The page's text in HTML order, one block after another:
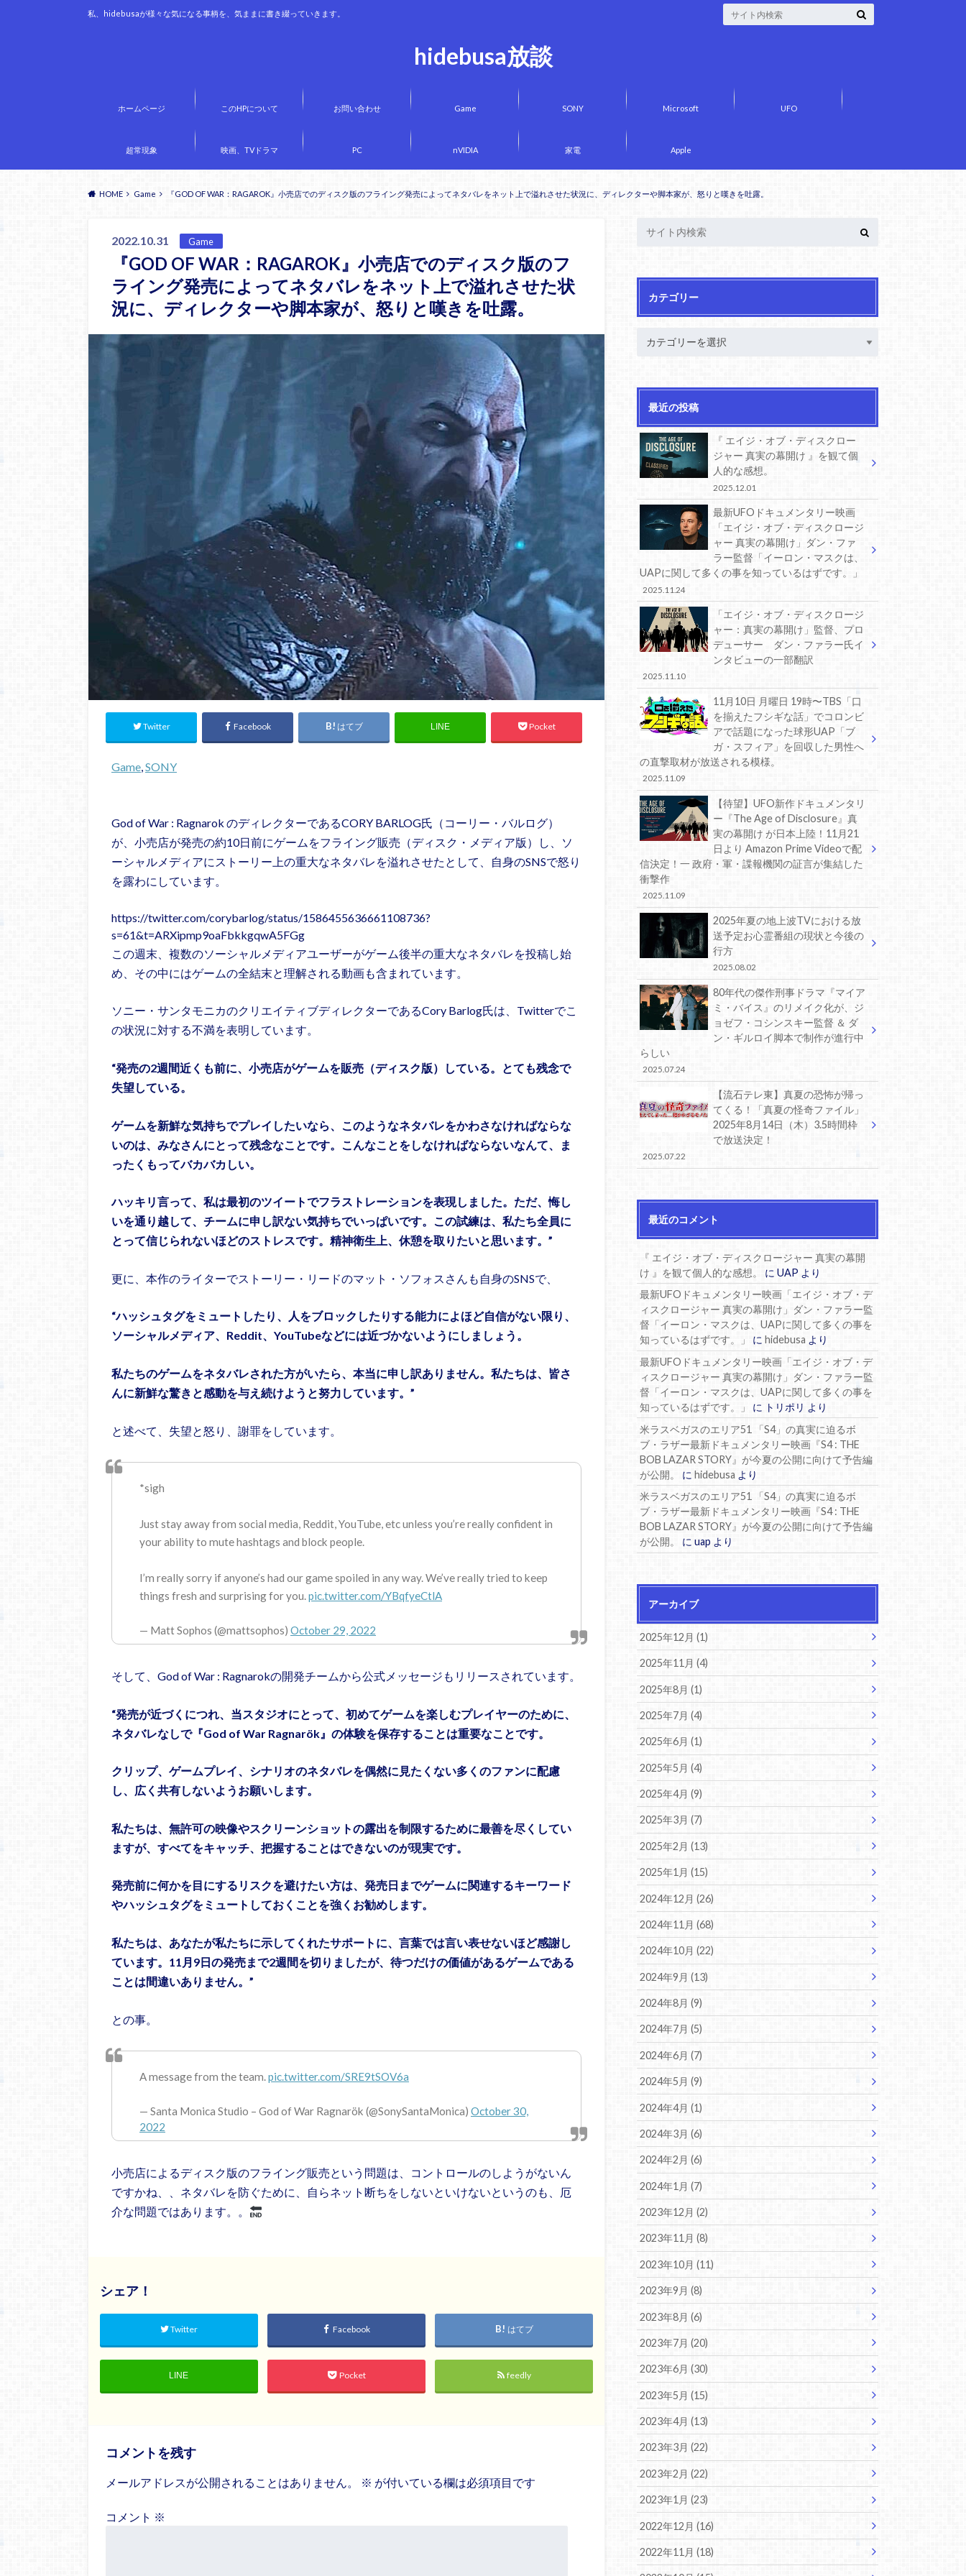
hidebusa放談
私、hidebusaが様々な気になる事柄を、気ままに書き綴っていきます。
ホームページ このHPについて お問い合わせ Game SONY Microsoft UFO
超常現象 映画、TVドラマ PC nVIDIA 家電 Apple
HOME Game 『GOD OF WAR：RAGAROK』小売店でのディスク版のフライング発売によってネタバレをネット上で溢れさせた状況に、ディレクターや脚本家が、怒りと嘆きを吐露。
2022.10.31 Game
『GOD OF WAR：RAGAROK』小売店でのディスク版のフ
ライング発売によってネタバレをネット上で溢れさせた状
況に、ディレクターや脚本家が、怒りと嘆きを吐露。
Twitter Facebook はてブ LINE Pocket
Game SONY
God of War : Ragnarok のディレクターであるCORY BARLOG氏（コーリー・バルログ）
が、小売店が発売の約10日前にゲームをフライング販売（ディスク・メディア版）し、ソ
ーシャルメディアにストーリー上の重大なネタバレを溢れさせたとして、自身のSNSで怒り
を露わにしています。
https://twitter.com/corybarlog/status/1586455636661108736?
s=61&t=ARXipmp9oaFbkkgqwA5FGg
この週末、複数のソーシャルメディアユーザーがゲーム後半の重大なネタバレを投稿し始
め、その中にはゲームの全結末と理解される動画も含まれています。
ソニー・サンタモニカのクリエイティブディレクターであるCory Barlog氏は、Twitterでこ
の状況に対する不満を表明しています。
“発売の2週間近くも前に、小売店がゲームを販売（ディスク版）している。とても残念で
失望している。
ゲームを新鮮な気持ちでプレイしたいなら、このようなネタバレをかわさなければならな
いのは、みなさんにとって残念なことです。こんなことをしなければならないなんて、ま
ったくもってバカバカしい。
ハッキリ言って、私は最初のツイートでフラストレーションを表現しました。ただ、悔し
いを通り越して、チームに申し訳ない気持ちでいっぱいです。この試練は、私たち全員に
とって信じられないほどのストレスです。精神衛生上、休憩を取りたいと思います。”
更に、本作のライターでストーリー・リードのマット・ソフォスさんも自身のSNSで、
“ハッシュタグをミュートしたり、人をブロックしたりする能力によほど自信がない限り、
ソーシャルメディア、Reddit、YouTubeなどには近づかないようにしましょう。
私たちのゲームをネタバレされた方がいたら、本当に申し訳ありません。私たちは、皆さ
んに新鮮な驚きと感動を与え続けようと努力しています。”
と述べて、失望と怒り、謝罪をしています。
*sigh
Just stay away from social media, Reddit, YouTube, etc unless you’re really confident in
your ability to mute hashtags and block people.
I’m really sorry if anyone’s had our game spoiled in any way. We’ve really tried to keep
things fresh and surprising for you.pic.twitter.com/YBqfyeCtlA
— Matt Sophos (@mattsophos) October 29, 2022
そして、God of War : Ragnarokの開発チームから公式メッセージもリリースされています。
“発売が近づくにつれ、当スタジオにとって、初めてゲームを楽しむプレイヤーのために、
ネタバレなしで『God of War Ragnarök』の体験を保存することは重要なことです。
クリップ、ゲームプレイ、シナリオのネタバレを偶然に見たくない多くのファンに配慮
し、広く共有しないようお願いします。
私たちは、無許可の映像やスクリーンショットの露出を制限するために最善を尽くしてい
ますが、すべてをキャッチ、把握することはできないのが現実です。
発売前に何かを目にするリスクを避けたい方は、発売日までゲームに関連するキーワード
やハッシュタグをミュートしておくことを強くお勧めします。
私たちは、あなたが私たちに示してくれたサポートに、言葉では言い表せないほど感謝し
ています。11月9日の発売まで2週間を切りましたが、待つだけの価値があるゲームである
ことは間違いありません。”
との事。
A message from the team.pic.twitter.com/SRE9tSOV6a
— Santa Monica Studio – God of War Ragnarök (@SonySantaMonica) October 30,
2022
小売店によるディスク版のフライング販売という問題は、コントロールのしようがないん
ですかね、、ネタバレを防ぐために、自らネット断ちをしないといけないというのも、厄
介な問題ではあります。。
シェア！
Twitter Facebook はてブ
LINE Pocket feedly
コメントを残す
メールアドレスが公開されることはありません。 ※ が付いている欄は必須項目です
コメント ※
カテゴリー
最近の投稿
『 エイジ・オブ・ディスクロー
ジャー 真実の幕開け 』を観て個
人的な感想。
2025.12.01
最新UFOドキュメンタリー映画
「エイジ・オブ・ディスクロージ
ャー 真実の幕開け」ダン・ファ
ラー監督「イーロン・マスクは、
UAPに関して多くの事を知っているはずです。」
2025.11.24
「エイジ・オブ・ディスクロージ
ャー：真実の幕開け」監督、プロ
デューサー ダン・ファラー氏イ
ンタビューの一部翻訳
2025.11.10
11月10日 月曜日 19時〜TBS「口
を揃えたフシギな話」でコロンビ
アで話題になった球形UAP「ブ
ガ・スフィア」を回収した男性へ
の直撃取材が放送される模様。
2025.11.09
【待望】UFO新作ドキュメンタリ
ー『The Age of Disclosure』真
実の幕開け が日本上陸！11月21
日より Amazon Prime Videoで配
信決定！一 政府・軍・諜報機関の証言が集結した
衝撃作
2025.11.09
2025年夏の地上波TVにおける放
送予定お心霊番組の現状と今後の
行方
2025.08.02
80年代の傑作刑事ドラマ『マイア
ミ・バイス』のリメイク化が、ジ
ョゼフ・コシンスキー監督 ＆ ダ
ン・ギルロイ脚本で制作が進行中
らしい
2025.07.24
【流石テレ東】真夏の恐怖が帰っ
てくる！「真夏の怪奇ファイル」
2025年8月14日（木）3.5時間枠
で放送決定！
2025.07.22
最近のコメント
『 エイジ・オブ・ディスクロージャー 真実の幕開
け 』を観て個人的な感想。
にUAP より
最新UFOドキュメンタリー映画「エイジ・オブ・デ
ィスクロージャー 真実の幕開け」ダン・ファラー監
督「イーロン・マスクは、UAPに関して多くの事を
知っているはずです。」
にhidebusa より
最新UFOドキュメンタリー映画「エイジ・オブ・デ
ィスクロージャー 真実の幕開け」ダン・ファラー監
督「イーロン・マスクは、UAPに関して多くの事を
知っているはずです。」
に トリポリ より
米ラスベガスのエリア51 「S4」の真実に迫るボ
ブ・ラザー最新ドキュメンタリー映画『S4 : THE
BOB LAZAR STORY』が今夏の公開に向けて予告編
が公開。
にhidebusa より
米ラスベガスのエリア51 「S4」の真実に迫るボ
ブ・ラザー最新ドキュメンタリー映画『S4 : THE
BOB LAZAR STORY』が今夏の公開に向けて予告編
が公開。
にuap より
アーカイブ
2025年12月 (1)
2025年11月 (4)
2025年8月 (1)
2025年7月 (4)
2025年6月 (1)
2025年5月 (4)
2025年4月 (9)
2025年3月 (7)
2025年2月 (13)
2025年1月 (15)
2024年12月 (26)
2024年11月 (68)
2024年10月 (22)
2024年9月 (13)
2024年8月 (9)
2024年7月 (5)
2024年6月 (7)
2024年5月 (9)
2024年4月 (1)
2024年3月 (6)
2024年2月 (6)
2024年1月 (7)
2023年12月 (2)
2023年11月 (8)
2023年10月 (11)
2023年9月 (8)
2023年8月 (6)
2023年7月 (20)
2023年6月 (30)
2023年5月 (15)
2023年4月 (13)
2023年3月 (22)
2023年2月 (22)
2023年1月 (23)
2022年12月 (16)
2022年11月 (18)